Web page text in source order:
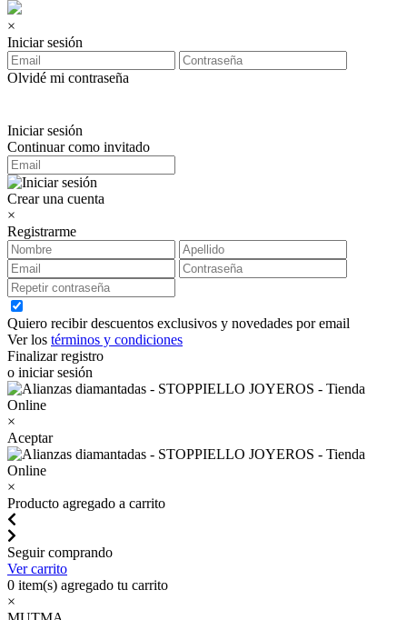
×
Iniciar sesión
Olvidé mi contraseña
Iniciar sesión
Continuar como invitado
Crear una cuenta
×
Registrarme
Quiero recibir descuentos exclusivos y novedades por email
Ver los términos y condiciones
Finalizar registro
o iniciar sesión
×
Aceptar
×
Producto agregado a carrito
Seguir comprando
Ver carrito
0 item(s) agregado tu carrito
×